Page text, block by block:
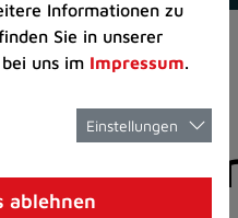
Informationen zu
Sie in unserer
uns im Impressum.
Einstellungen
ablehnen